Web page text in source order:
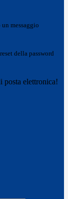
messaggio
della password
posta elettronica!